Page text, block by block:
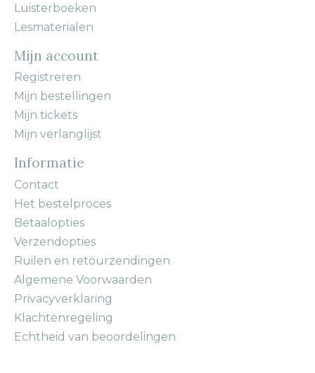
Luisterboeken
Lesmaterialen
Mijn account
Registreren
Mijn bestellingen
Mijn tickets
Mijn verlanglijst
Informatie
Contact
Het bestelproces
Betaalopties
Verzendopties
Ruilen en retourzendingen
Algemene Voorwaarden
Privacyverklaring
Klachtenregeling
Echtheid van beoordelingen